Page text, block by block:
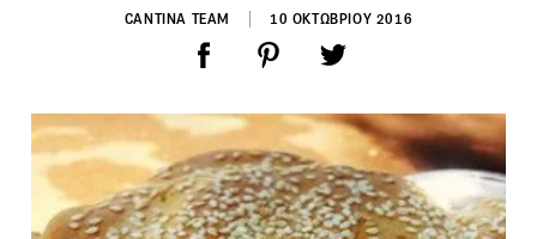
CANTINA TEAM 10 ΟΚΤΩΒΡΙΟΥ 2016